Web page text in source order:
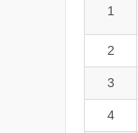
1
2
3
4